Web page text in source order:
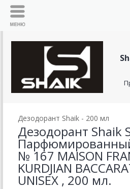
Дезодорант Shaik - 200 мл
Дезодорант Shaik
№ 167 MAISON
KURDJIAN
UNISEX , 200 мл.